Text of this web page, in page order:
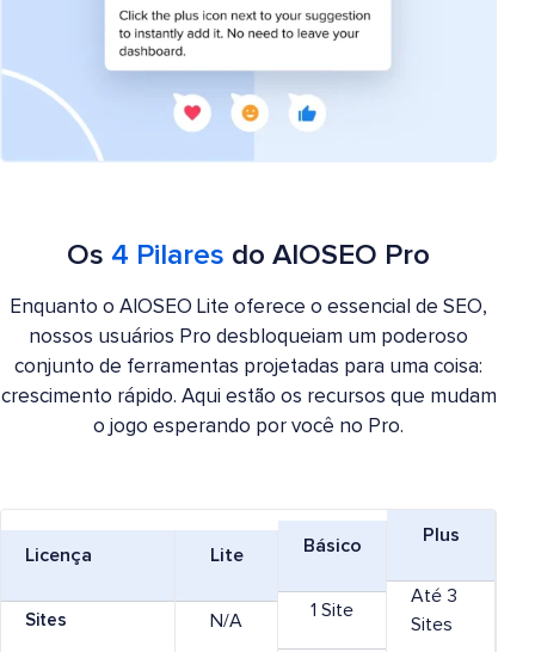
Os 4 Pilares do AIOSEO Pro
Enquanto o AIOSEO Lite oferece o essencial de SEO,
nossos usuários Pro desbloqueiam um poderoso
conjunto de ferramentas projetadas para uma coisa:
crescimento rápido. Aqui estão os recursos que mudam
o jogo esperando por você no Pro.
Licença
Sites
Lite
N/A
Básico
1 Site
Plus
Até 3
Sites